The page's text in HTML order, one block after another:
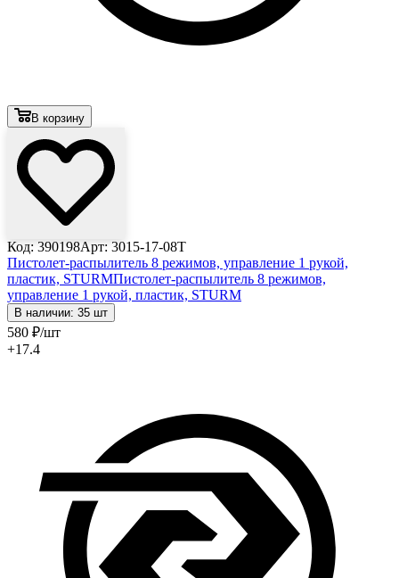
В корзину
Код: 390198Арт: 3015-17-08T
Пистолет-распылитель 8 режимов, управление 1 рукой,
пластик, STURMПистолет-распылитель 8 режимов,
управление 1 рукой, пластик, STURM
В наличии: 35 шт
580 ₽/шт
+17.4